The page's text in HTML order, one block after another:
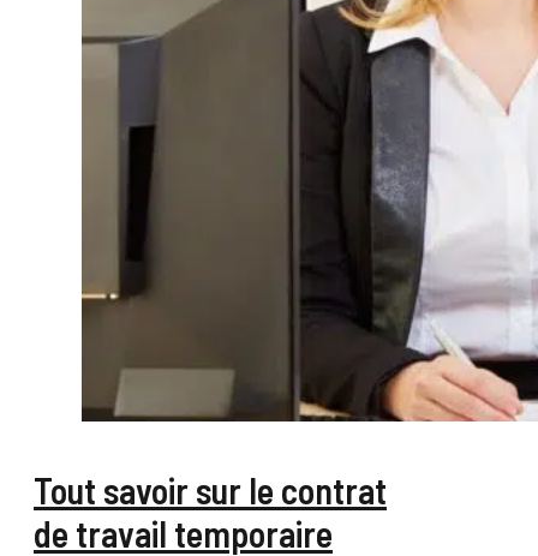
Tout savoir sur le contrat
de travail temporaire